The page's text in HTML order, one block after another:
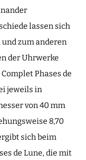
lassen sich
zum anderen
der Uhrwerke
Phases de
jeweils in
von 40 mm
8,70
sich beim
de Lune, die mit